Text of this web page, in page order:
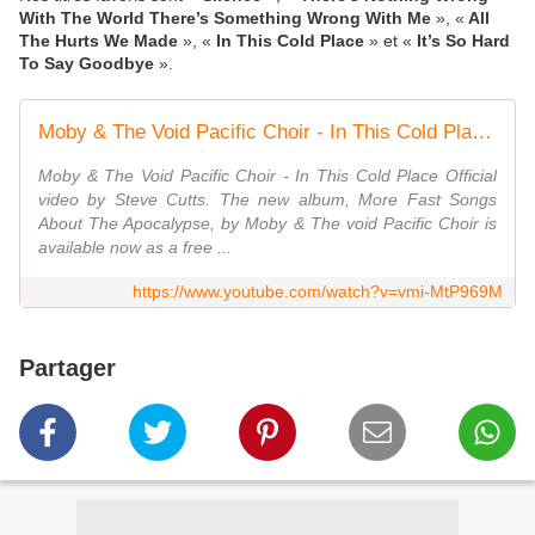
With The World There’s Something Wrong With Me », « All
The Hurts We Made », « In This Cold Place » et « It’s So Hard
To Say Goodbye ».
Moby & The Void Pacific Choir - In This Cold Place (Official Video)
Moby & The Void Pacific Choir - In This Cold Place Official
video by Steve Cutts. The new album, More Fast Songs
About The Apocalypse, by Moby & The void Pacific Choir is
available now as a free ...
https://www.youtube.com/watch?v=vmi-MtP969M
Partager